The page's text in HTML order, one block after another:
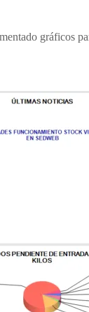
gráficos